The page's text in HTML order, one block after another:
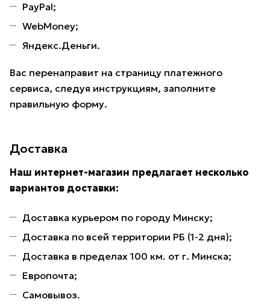
PayPal;
WebMoney;
Яндекс.Деньги.
Вас перенаправит на страницу платежного
сервиса, следуя инструкциям, заполните
правильную форму.
Доставка
Наш интернет-магазин предлагает несколько
вариантов доставки:
Доставка курьером по городу Минску;
Доставка по всей территории РБ (1-2 дня);
Доставка в пределах 100 км. от г. Минска;
Европочта;
Самовывоз.